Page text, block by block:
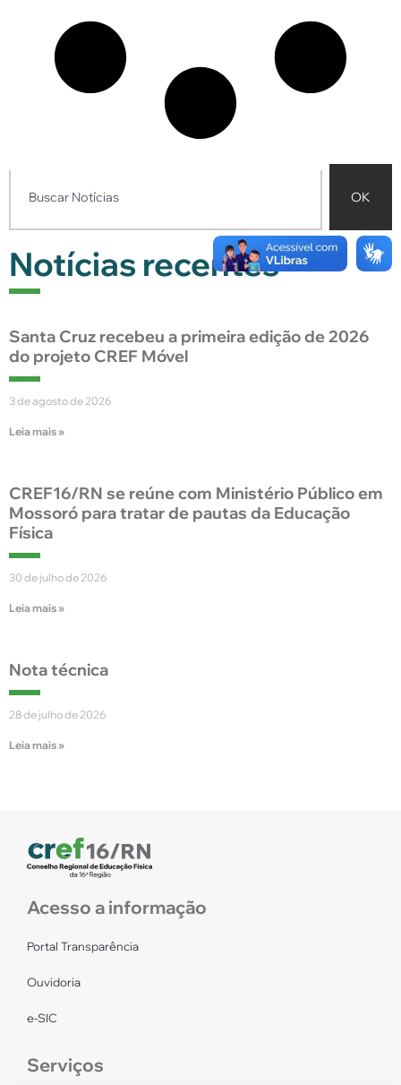
OK
Notícias recentes
Santa Cruz recebeu a primeira edição de 2026
do projeto CREF Móvel
3 de agosto de 2026
Leia mais »
CREF16/RN se reúne com Ministério Público em
Mossoró para tratar de pautas da Educação
Física
30 de julho de 2026
Leia mais »
Nota técnica
28 de julho de 2026
Leia mais »
Acesso a informação
Portal Transparência
Ouvidoria
e-SIC
Serviços